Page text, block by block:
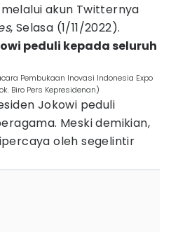
akun Twitternya
, Selasa (1/11/2022).
peduli kepada seluruh
Pembukaan Inovasi Indonesia Expo
Biro Pers Kepresidenan)
Jokowi peduli
Meski demikian,
oleh segelintir